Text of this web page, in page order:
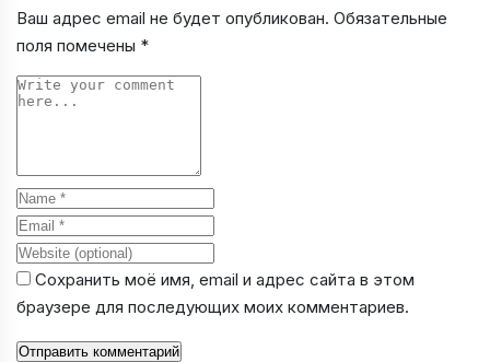
Ваш адрес email не будет опубликован. Обязательные
поля помечены *
Comment
Name
Email
Website
Сохранить моё имя, email и адрес сайта в этом
браузере для последующих моих комментариев.
Отправить комментарий